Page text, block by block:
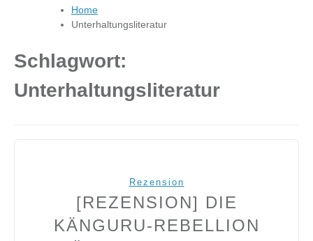
Home
Unterhaltungsliteratur
Schlagwort:
Unterhaltungsliteratur
Rezension
[REZENSION] DIE
KÄNGURU-REBELLION